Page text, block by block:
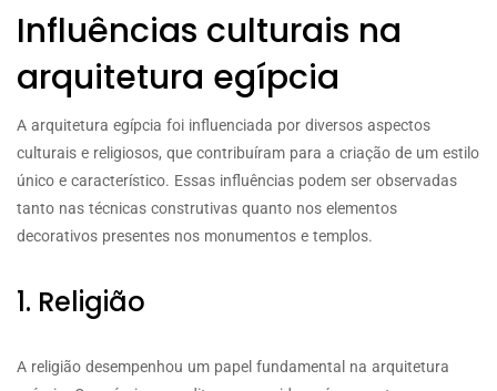
Influências culturais na
arquitetura egípcia
A arquitetura egípcia foi influenciada por diversos aspectos
culturais e religiosos, que contribuíram para a criação de um estilo
único e característico. Essas influências podem ser observadas
tanto nas técnicas construtivas quanto nos elementos
decorativos presentes nos monumentos e templos.
1. Religião
A religião desempenhou um papel fundamental na arquitetura